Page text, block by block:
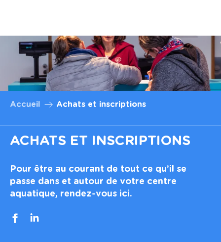
Aller au
contenu
Accueil Achats et inscriptions
ACHATS ET INSCRIPTIONS
Pour être au courant de tout ce qu’il se
passe dans et autour de votre centre
aquatique, rendez-vous ici.